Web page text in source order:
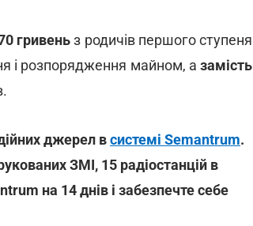
гривеньз родичів першого ступеня
і розпорядження майном, а замість
джерел всистемі Semantrum.
ЗМІ, 15 радіостанцій в
на 14 днів і забезпечте себе